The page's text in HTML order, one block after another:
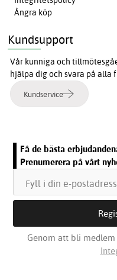
Ångra köp
Kundsupport
Vår kunniga och
hjälpa dig och svara på alla
Kundservice
Få de bästa
Prenumerera på vårt
Genom att bli medlem